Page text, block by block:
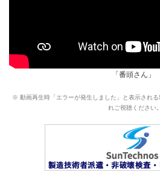
「番頭さん」
※ 動画再生時「エラーが発生しました」と表示され
れご視聴ください。